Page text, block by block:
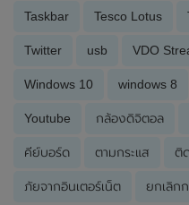
Taskbar Tesco Lotus
Twitter usb VDO
Windows 10 windows 8
Youtube กล้องดิจิตอล
คีย์บอร์ด ตามกระแส ติ
ภัยจากอินเตอร์เน็ต ยกเลิกก